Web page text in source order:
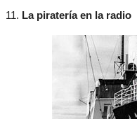
La piratería en la radio